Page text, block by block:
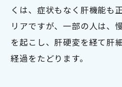
くは、症状もなく肝機能も
リアですが、一部の人は、
を起こし、肝硬変を経て肝
経過をたどります。